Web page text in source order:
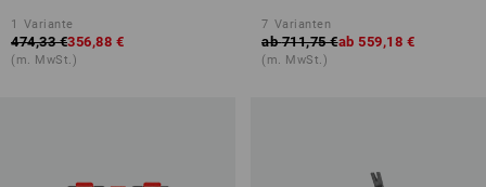
1 Variante
474,33 €356,88 €
(m. MwSt.)
7 Varianten
ab 711,75 €ab 559,18 €
(m. MwSt.)